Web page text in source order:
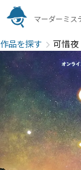
マーダーミス
作品を探す 可惜夜